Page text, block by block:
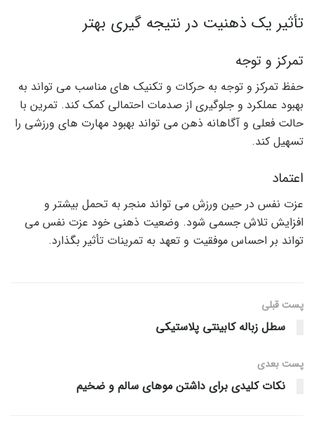
تأثیر یک ذهنیت در نتیجه گیری بهتر
تمرکز و توجه
حفظ تمرکز و توجه به حرکات و تکنیک های مناسب می تواند به
بهبود عملکرد و جلوگیری از صدمات احتمالی کمک کند. تمرین با
حالت فعلی و آگاهانه ذهن می تواند بهبود مهارت های ورزشی را
تسهیل کند.
اعتماد
عزت نفس در حین ورزش می تواند منجر به تحمل بیشتر و
افزایش تلاش جسمی شود. وضعیت ذهنی خود عزت نفس می
تواند بر احساس موفقیت و تعهد به تمرینات تأثیر بگذارد.
پست قبلی
سطل زباله کابینتی پلاستیکی
پست‌ بعدی
نکات کلیدی برای داشتن موهای سالم و ضخیم